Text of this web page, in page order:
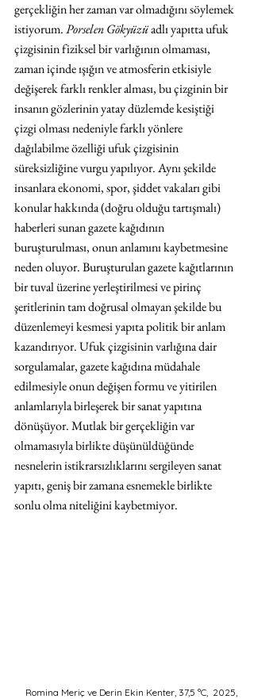
gerçekliğin her zaman var olmadığını söylemek
istiyorum. Porselen Gökyüzü adlı yapıtta ufuk
çizgisinin fiziksel bir varlığının olmaması,
zaman içinde ışığın ve atmosferin etkisiyle
değişerek farklı renkler alması, bu çizginin bir
insanın gözlerinin yatay düzlemde kesiştiği
çizgi olması nedeniyle farklı yönlere
dağılabilme özelliği ufuk çizgisinin
süreksizliğine vurgu yapılıyor. Aynı şekilde
insanlara ekonomi, spor, şiddet vakaları gibi
konular hakkında (doğru olduğu tartışmalı)
haberleri sunan gazete kağıdının
buruşturulması, onun anlamını kaybetmesine
neden oluyor. Buruşturulan gazete kağıtlarının
bir tuval üzerine yerleştirilmesi ve pirinç
şeritlerinin tam doğrusal olmayan şekilde bu
düzenlemeyi kesmesi yapıta politik bir anlam
kazandırıyor. Ufuk çizgisinin varlığına dair
sorgulamalar, gazete kağıdına müdahale
edilmesiyle onun değişen formu ve yitirilen
anlamlarıyla birleşerek bir sanat yapıtına
dönüşüyor. Mutlak bir gerçekliğin var
olmamasıyla birlikte düşünüldüğünde
nesnelerin istikrarsızlıklarını sergileyen sanat
yapıtı, geniş bir zamana esnemekle birlikte
sonlu olma niteliğini kaybetmiyor.
Romina Meriç ve Derin Ekin Kenter, 37,5 °C,  2025,